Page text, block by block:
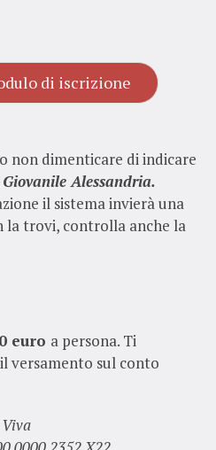
di iscrizione
non dimenticare di indicare
Alessandria.
il sistema invierà una
la trovi, controlla anche la
euro a persona. Ti
versamento sul conto